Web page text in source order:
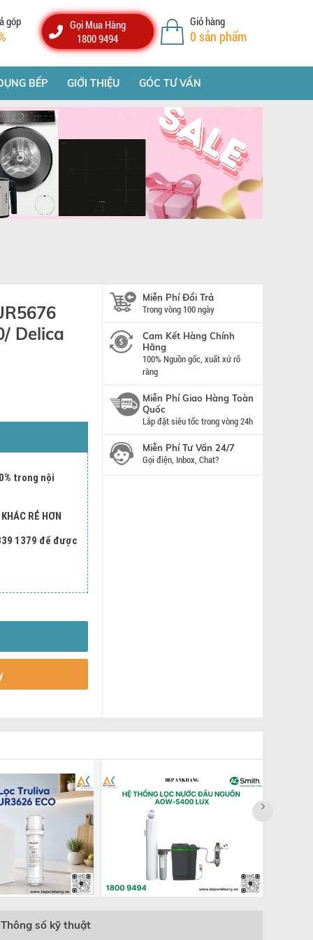
góp
Gọi Mua Hàng
1800 9494
Giỏ hàng
0 sản phẩm
BẾP GIỚI THIỆU GÓC TƯ VẤN
Delica
trong nội
RẺ HƠN
1379 để được
Miễn Phí Đổi Trả
Trong vòng 100 ngày
Cam Kết Hàng Chính
Hãng
100% Nguồn gốc, xuất xứ rõ
ràng
Miễn Phí Giao Hàng Toàn
Quốc
Lắp đặt siêu tốc trong vòng 24h
Miễn Phí Tư Vấn 24/7
Gọi điện, Inbox, Chat?
PCP
Thông số kỹ thuật